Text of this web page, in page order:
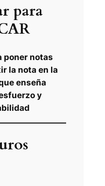
para
poner notas
la nota en la
enseña
y